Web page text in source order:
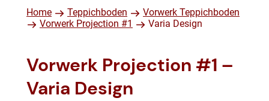
Home Teppichboden
Vorwerk Teppichboden
Vorwerk Projection #1
Varia Design
Vorwerk Projection #1 –
Varia Design